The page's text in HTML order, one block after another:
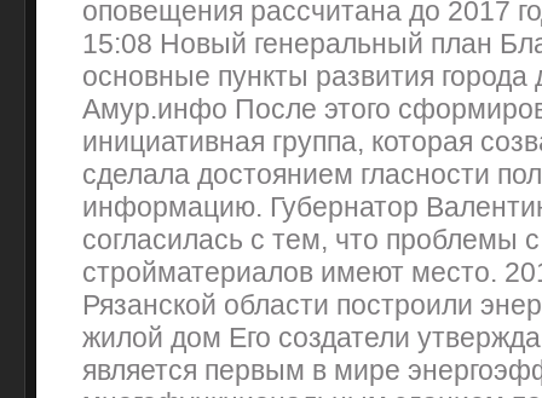
оповещения рассчитана до 2017
15:08 Новый генеральный план
основные пункты развития города
Амур.инфо После этого
инициативная группа, которая
сделала достоянием гласности
информацию. Губернатор
согласилась с тем, что проблемы
стройматериалов имеют место.
Рязанской области построили
жилой дом Его создатели
является первым в мире